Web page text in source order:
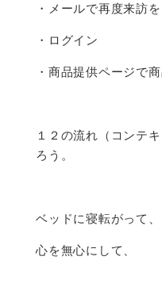
・メールで再度来訪
・ログイン
・商品提供ページで
１２の流れ（コンテ
ろう。
ベッドに寝転がって
心を無心にして、